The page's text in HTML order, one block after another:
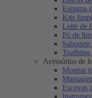
Espuma
Kits
Leite de
Pó de
Toalhitas
Acessórios de
Mostrar
Escovas